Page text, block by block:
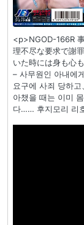
<p>NGOD-166R
理不尽な要求で謝
いた時には身も心
– 사무원인 아내에
요구에 사죄 당하
아챘을 때는 이미
다…… 후지모리 리